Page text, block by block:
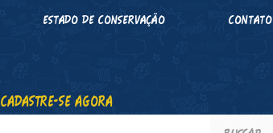
ESTADO DE CONSERVAÇÃO CONTATO
SE AGORA